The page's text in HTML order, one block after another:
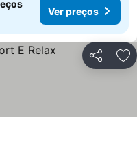
Ver preços
Partilhar
preços